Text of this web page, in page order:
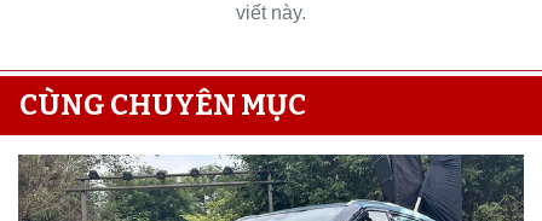
viết này.
CÙNG CHUYÊN MỤC